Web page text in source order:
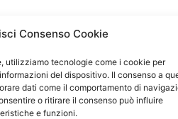
Consenso Cookie
utilizziamo tecnologie come i cookie per
del dispositivo. Il consenso a
dati come il comportamento di
o ritirare il consenso può influire
e funzioni.